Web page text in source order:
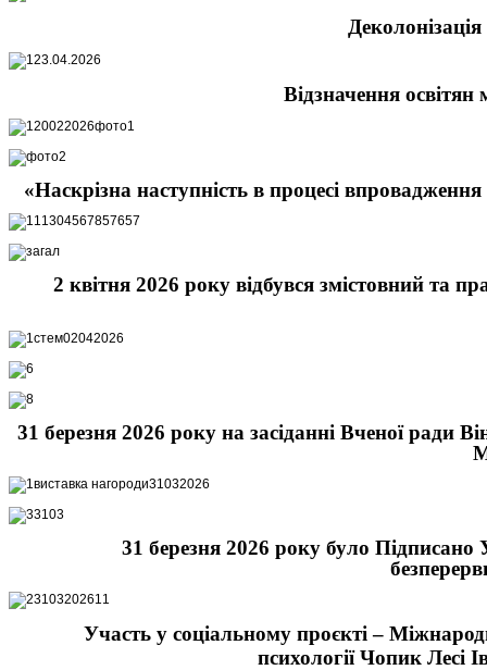
Відзначення
«Наскрізна наступність в процесі
2 квітня 2026 року відбувся змістовний та
31 березня 2026 року на засіданні Вченої ради
31 березня 2026 року було
Участь у соціальному проєкті –
психології Чопик Лесі